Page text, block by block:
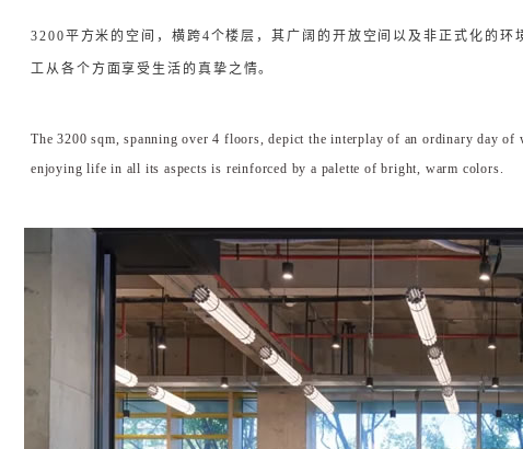
3200平方米的空间，横跨4个楼层，其广阔的开放空间以及非正式化的
工从各个方面享受生活的真挚之情。
The 3200 sqm, spanning over 4 floors, depict the interplay of an ordinary day
enjoying life in all its aspects is reinforced by a palette of bright, warm colors.